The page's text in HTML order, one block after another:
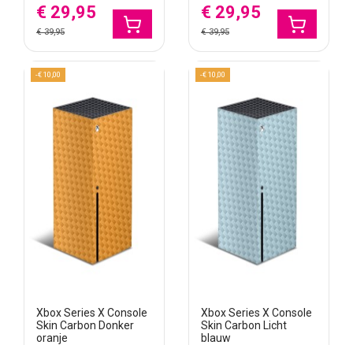
€ 29,95
€ 39,95
€ 29,95
€ 39,95
-€ 10,00
Xbox Series X Console
Skin Carbon Donker
oranje
-€ 10,00
Xbox Series X Console
Skin Carbon Licht
blauw